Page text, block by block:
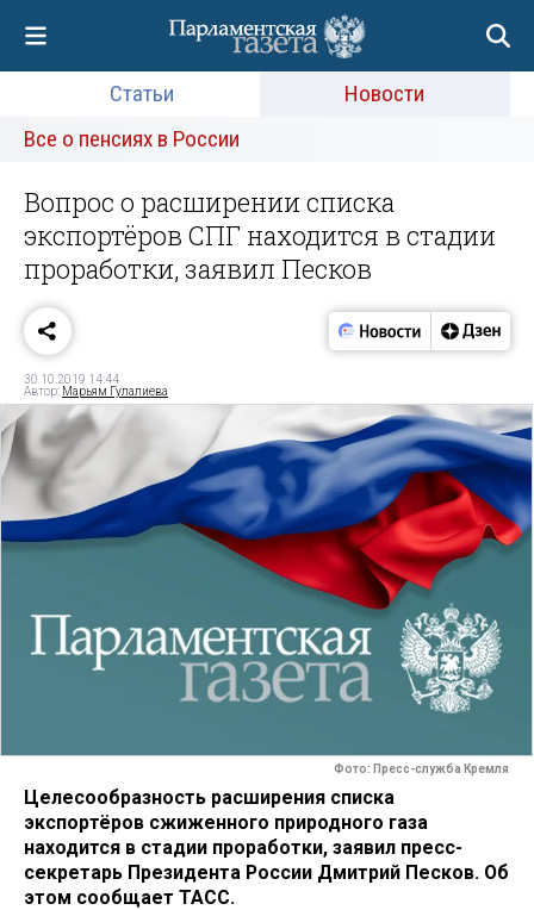
Статьи
Новости
Все о пенсиях в России
Вопрос о расширении списка
экспортёров СПГ находится в стадии
проработки, заявил Песков
30.10.2019 14:44
Автор: Марьям Гулалиева
Фото: Пресс-служба Кремля
Целесообразность расширения списка
экспортёров сжиженного природного газа
находится в стадии проработки, заявил пресс-
секретарь Президента России Дмитрий Песков. Об
этом сообщает ТАСС.